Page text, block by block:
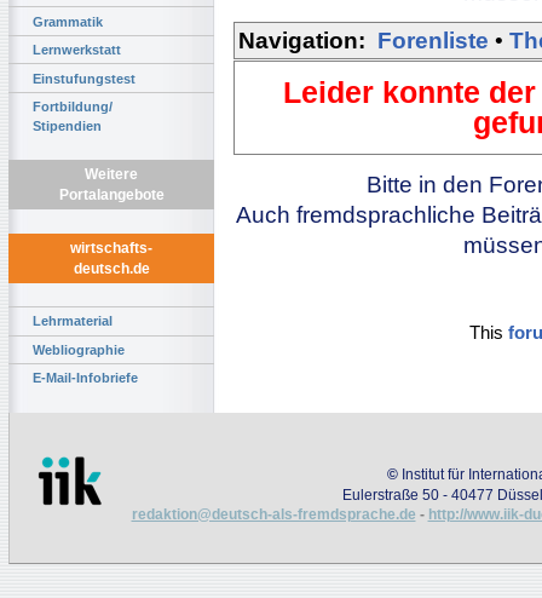
Grammatik
Lernwerkstatt
Einstufungstest
Fortbildung/
Stipendien
Weitere
Portalangebote
wirtschafts-
deutsch.de
Lehrmaterial
Webliographie
E-Mail-Infobriefe
Navigation: Forenliste •
Leider konnte
Bitte in den
Auch fremdsprachliche
This
© Institut für
Eulerstraße 50 - 40477
redaktion@deutsch-als-fremdsprache.de - http://www.iik-